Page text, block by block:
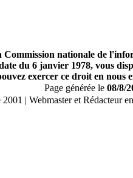
nationale de
du 6 janvier 1978, vous
exercer ce droit en
Page générée le 08/8/
| Webmaster et Rédacteur